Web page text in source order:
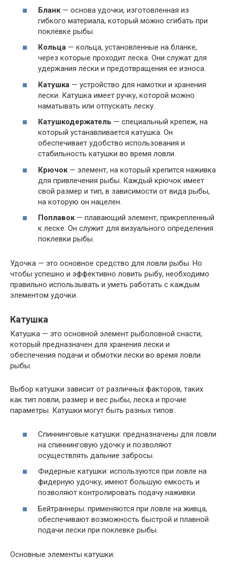
Бланк— основа удочки, изготовленная из
гибкого материала, который можно сгибать при
поклёвке рыбы.
Кольца — кольца, установленные на бланке,
через которые проходит леска. Они служат для
удержания лески и предотвращения ее износа.
Катушка — устройство для намотки и хранения
лески. Катушка имеет ручку, которой можно
наматывать или отпускать леску.
Катушкодержатель — специальный крепеж, на
который устанавливается катушка. Он
обеспечивает удобство использования и
стабильность катушки во время ловли.
Крючок— элемент, на который крепится наживка
для привлечения рыбы. Каждый крючок имеет
свой размер и тип, в зависимости от вида рыбы,
на которую он нацелен.
Поплавок— плавающий элемент, прикрепленный
к леске. Он служит для визуального определения
поклевки рыбы.
Удочка — это основное средство для ловли рыбы. Но
чтобы успешно и эффективно ловить рыбу, необходимо
правильно использывать и уметь работать с каждым
элементом удочки.
Катушка
Катушка — это основной элемент рыболовной снасти,
который предназначен для хранения лески и
обеспечения подачи и обмотки лески во время ловли
рыбы.
Выбор катушки зависит от различных факторов, таких
как тип ловли, размер и вес рыбы, леска и прочие
параметры. Катушки могут быть разных типов:
Спиннинговые катушки: предназначены для ловли
на спиннинговую удочку и позволяют
осуществлять дальние забросы.
Фидерные катушки: используются при ловле на
фидерную удочку, имеют большую емкость и
позволяют контролировать подачу наживки.
Бейтраннеры: применяются при ловле на живца,
обеспечивают возможность быстрой и плавной
подачи лески при поклевке рыбы.
Основные элементы катушки: